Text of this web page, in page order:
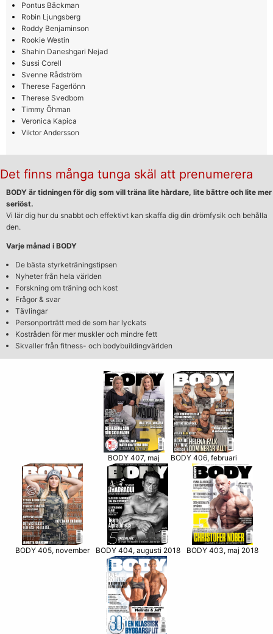
Pontus Bäckman
Robin Ljungsberg
Roddy Benjaminson
Rookie Westin
Shahin Daneshgari Nejad
Sussi Corell
Svenne Rådström
Therese Fagerlönn
Therese Svedbom
Timmy Öhman
Veronica Kapica
Viktor Andersson
Det finns många tunga skäl att prenumerera
BODY är tidningen för dig som vill träna lite hårdare, lite bättre och lite mer
seriöst.
Vi lär dig hur du snabbt och effektivt kan skaffa dig din drömfysik och behålla
den.
Varje månad i BODY
De bästa styrketräningstipsen
Nyheter från hela världen
Forskning om träning och kost
Frågor & svar
Tävlingar
Personporträtt med de som har lyckats
Kostråden för mer muskler och mindre fett
Skvaller från fitness- och bodybuildingvärlden
BODY 407, maj BODY 406, februari
BODY 405, november BODY 404, augusti 2018 BODY 403, maj 2018